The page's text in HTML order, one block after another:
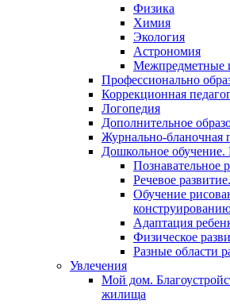
Физика
Химия
Экология
Астрономия
Межпредметные
Профессионально
Коррекционная
Логопедия
Дополнительное
Журнально-бланочная
Дошкольное
Познавательное
Речевое развитие.
Обучение
Адаптация
Физическое
Разные области
Увлечения
Мой дом.
жилища